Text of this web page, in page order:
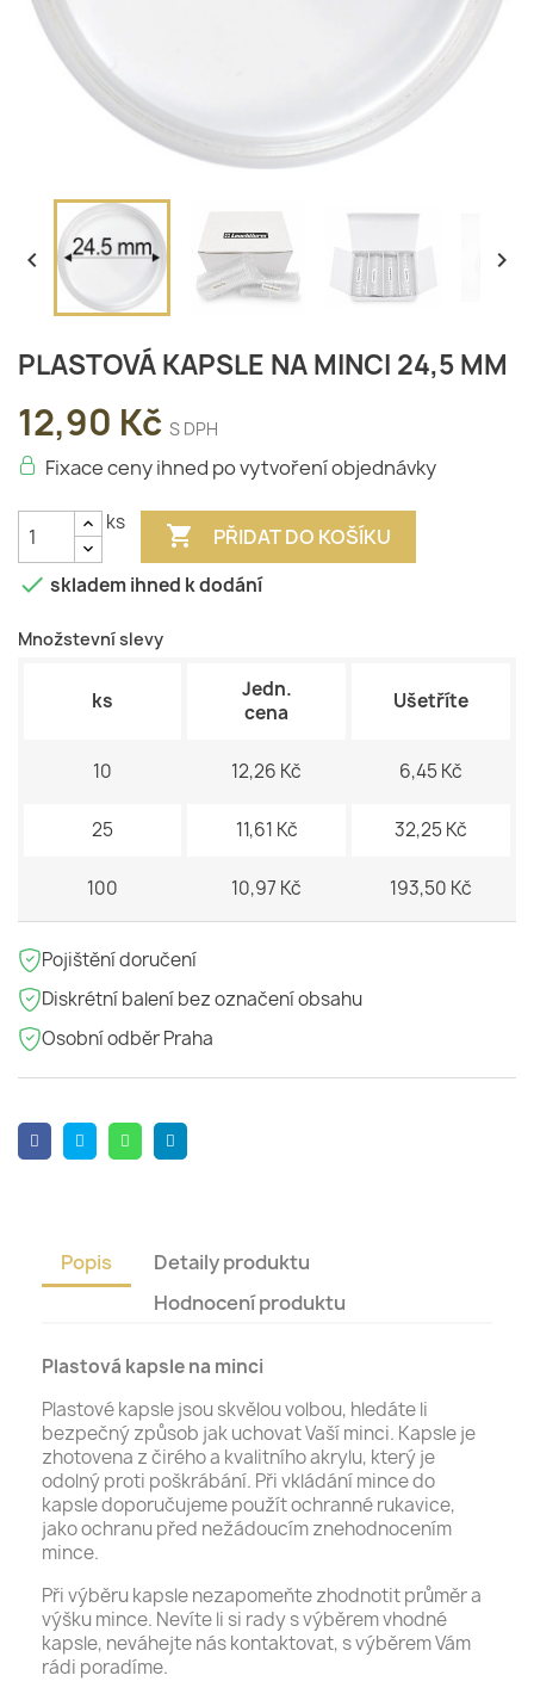
 
PLASTOVÁ KAPSLE NA MINCI 24,5 MM
12,90 Kč S DPH
Fixace ceny ihned po vytvoření objednávky
ks  PŘIDAT DO KOŠÍKU
 skladem ihned k dodání
Množstevní slevy
ks
Jedn.
cena
Ušetříte
10 12,26 Kč 6,45 Kč
25 11,61 Kč 32,25 Kč
100 10,97 Kč 193,50 Kč
Pojištění doručení
Diskrétní balení bez označení obsahu
Osobní odběr Praha
Popis
Detaily produktu
Hodnocení produktu
Plastová kapsle na minci
Plastové kapsle jsou skvělou volbou, hledáte li
bezpečný způsob jak uchovat Vaší minci. Kapsle je
zhotovena z čirého a kvalitního akrylu, který je
odolný proti poškrábání. Při vkládání mince do
kapsle doporučujeme použít ochranné rukavice,
jako ochranu před nežádoucím znehodnocením
mince.
Při výběru kapsle nezapomeňte zhodnotit průměr a
výšku mince. Nevíte li si rady s výběrem vhodné
kapsle, neváhejte nás kontaktovat, s výběrem Vám
rádi poradíme.